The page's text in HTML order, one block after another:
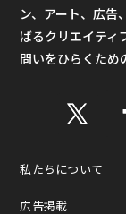
ン、アート、広告
ばるクリエイティ
問いをひらくため
私たちについて
広告掲載